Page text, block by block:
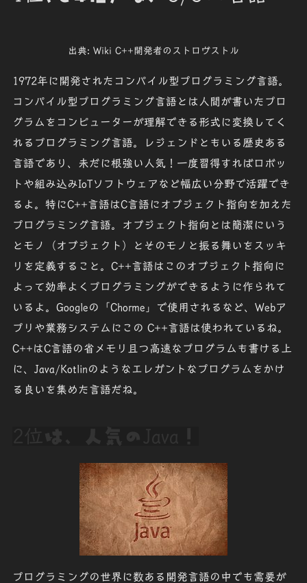
出典: Wiki C++開発者のストロヴストル
1972年に開発された コンパイル型 プログラミング言語。
コンパイル型プログラミング言語とは人間が書いたプロ
グラムをコンピューターが理解できる形式に変換してく
れるプログラミング言語。レジェンドともいる歴史ある
言語であり、未だに根強い人気！一度習得すればロボッ
ト や組み込みIoTソフトウェア など幅広い分野で活躍でき
るよ。特にC++言語はC言語にオブジェクト指向を加えた
プログラミング言語。
オブジェクト指向 とは簡潔にいう
とモノ（オブジェクト）とそのモノと振る舞いを スッキ
リ を定義すること。 C++言語はこのオブジェクト指向に
よって効率よくプログラミングができるように作られて
いるよ。Googleの「Chorme」で使用されるなど、Webア
プリや業務システムにこの C++言語は使われているね。
C++はC言語の省メモリ且つ高速なプログラムも書ける上
に、Java/Kotlinのようなエレガントなプログラムをかけ
る良いを集めた言語だね。
プログラミングの世界に数ある開発言語の中でも需要が